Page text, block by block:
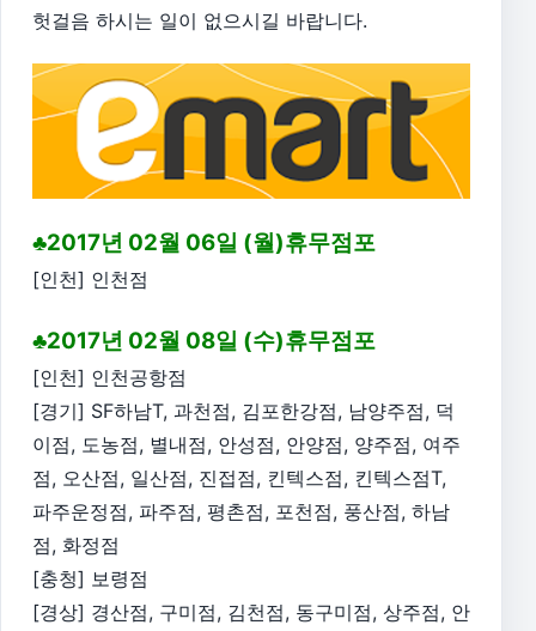
헛걸음 하시는 일이 없으시길 바랍니다.
♣2017년 02월 06일 (월)휴무점포
[인천] 인천점
♣2017년 02월 08일 (수)휴무점포
[인천] 인천공항점
[경기] SF하남T, 과천점, 김포한강점, 남양주점, 덕
이점, 도농점, 별내점, 안성점, 안양점, 양주점, 여주
점, 오산점, 일산점, 진접점, 킨텍스점, 킨텍스점T,
파주운정점, 파주점, 평촌점, 포천점, 풍산점, 하남
점, 화정점
[충청] 보령점
[경상] 경산점, 구미점, 김천점, 동구미점, 상주점, 안